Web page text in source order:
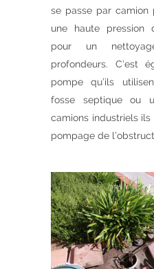
se passe par camion
une haute pression
pour un
profondeurs. C’est
pompe qu’ils
fosse septique ou
camions industriels
pompage de